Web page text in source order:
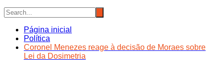
Página inicial
Política
Coronel Menezes reage à decisão de Moraes sobre
Lei da Dosimetria